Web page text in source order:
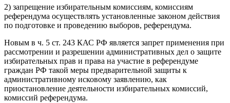
2) запрещение избирательным комиссиям, комиссиям
референдума осуществлять установленные законом действия
по подготовке и проведению выборов, референдума.
Новым в ч. 5 ст. 243 КАС РФ является запрет применения при
рассмотрении и разрешении административных дел о защите
избирательных прав и права на участие в референдуме
граждан РФ такой меры предварительной защиты к
административному исковому заявлению, как
приостановление деятельности избирательных комиссий,
комиссий референдума.